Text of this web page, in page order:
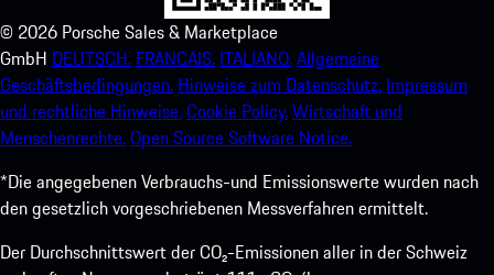
© 2026 Porsche Sales & Marketplace
GmbH DEUTSCH. FRANCAIS. ITALIANO.Allgemeine
Geschäftsbedingungen. Hinweise zum Datenschutz. Impressum
und rechtliche Hinweise.Cookie Policy.Wirtschaft und
Menschenrechte.Open Source Software Notice.
*Die angegebenen Verbrauchs-und Emissionswerte wurden nach
den gesetzlich vorgeschriebenen Messverfahren ermittelt.
Der Durchschnittswert der CO₂-Emissionen aller in der Schweiz